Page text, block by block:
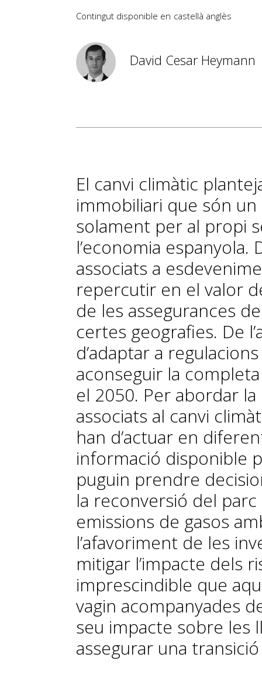
Contingut disponible en castellà anglès
David Cesar Heymann
El canvi climàtic
immobiliari que són
solament per al propi
l’economia espanyola.
associats a
repercutir en el valor
de les assegurances
certes geografies. De
d’adaptar a
aconseguir la
el 2050. Per abordar
associats al canvi
han d’actuar en
informació disponible
puguin prendre
la reconversió del
emissions de gasos
l’afavoriment de les
mitigar l’impacte dels
imprescindible que
vagin acompanyades
seu impacte sobre les
assegurar una